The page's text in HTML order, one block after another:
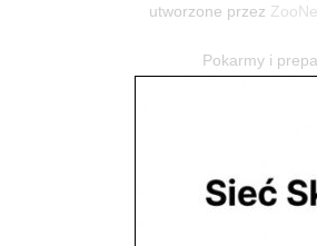
utworzone przez
Pokarmy i preparaty